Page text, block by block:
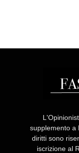
supplemento a
diritti sono
iscrizione al